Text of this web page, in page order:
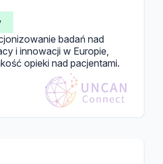
badań nad
i innowacji w Europie,
opieki nad pacjentami.